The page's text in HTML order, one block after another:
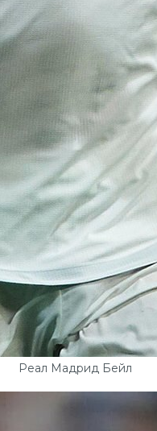
Реал Мадрид Бейл